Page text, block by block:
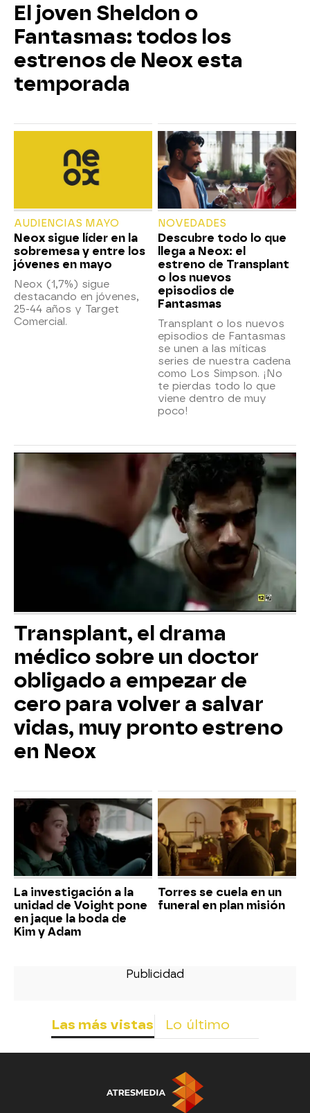
El joven Sheldon o
Fantasmas: todos los
estrenos de Neox esta
temporada
AUDIENCIAS MAYO
Neox sigue líder en la
sobremesa y entre los
jóvenes en mayo
Neox (1,7%) sigue
destacando en jóvenes,
25-44 años y Target
Comercial.
NOVEDADES
Descubre todo lo que
llega a Neox: el
estreno de Transplant
o los nuevos
episodios de
Fantasmas
Transplant o los nuevos
episodios de Fantasmas
se unen a las míticas
series de nuestra cadena
como Los Simpson. ¡No
te pierdas todo lo que
viene dentro de muy
poco!
Transplant, el drama
médico sobre un doctor
obligado a empezar de
cero para volver a salvar
vidas, muy pronto estreno
en Neox
La investigación a la
unidad de Voight pone
en jaque la boda de
Kim y Adam
Torres se cuela en un
funeral en plan misión
Las más vistas Lo último